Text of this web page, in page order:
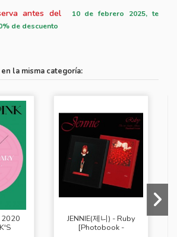
antes del
10 de febrero 2025, te
de descuento
la misma categoría:
2020
JENNIE(제니) - Ruby
[Photobook -